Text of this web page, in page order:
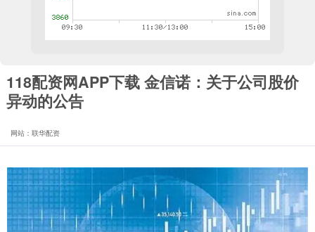
118配资网APP下载 金信诺：关于公司股价
异动的公告
网站：联华配资